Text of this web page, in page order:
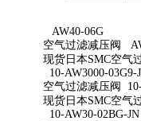
AW40-06G
空气过滤减压阀
现货日本SMC空气
10-AW3000-03G9-
空气过滤减压阀
现货日本SMC空气
10-AW30-02BG-JN